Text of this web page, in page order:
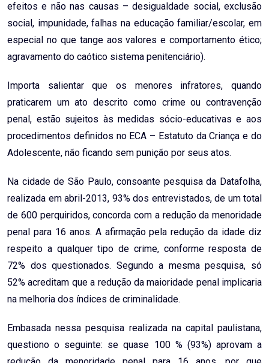
efeitos e não nas causas – desigualdade social, exclusão
social, impunidade, falhas na educação familiar/escolar, em
especial no que tange aos valores e comportamento ético;
agravamento do caótico sistema penitenciário).
Importa salientar que os menores infratores, quando
praticarem um ato descrito como crime ou contravenção
penal, estão sujeitos às medidas sócio-educativas e aos
procedimentos definidos no ECA – Estatuto da Criança e do
Adolescente, não ficando sem punição por seus atos.
Na cidade de São Paulo, consoante pesquisa da Datafolha,
realizada em abril-2013, 93% dos entrevistados, de um total
de 600 perquiridos, concorda com a redução da menoridade
penal para 16 anos. A afirmação pela redução da idade diz
respeito a qualquer tipo de crime, conforme resposta de
72% dos questionados. Segundo a mesma pesquisa, só
52% acreditam que a redução da maioridade penal implicaria
na melhoria dos índices de criminalidade.
Embasada nessa pesquisa realizada na capital paulistana,
questiono o seguinte: se quase 100 % (93%) aprovam a